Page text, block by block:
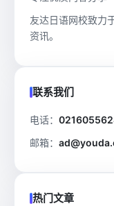
友达日语网校致力
资讯。
联系我们
电话：
邮箱：
热门文章